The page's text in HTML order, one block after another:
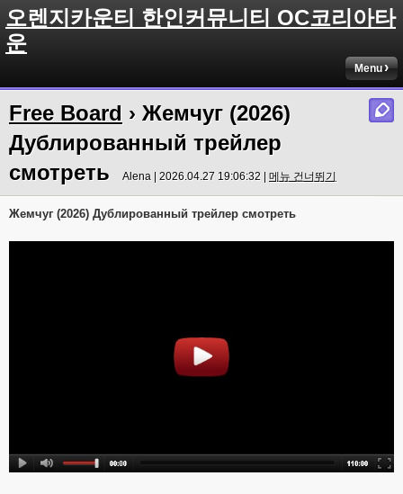
오렌지카운티 한인커뮤니티 OC코리아타
운
Menu
Free Board › Жемчуг (2026)
Дублированный трейлер
смотреть
Alena | 2026.04.27 19:06:32 | 메뉴 건너뛰기
Жемчуг (2026) Дублированный трейлер смотреть